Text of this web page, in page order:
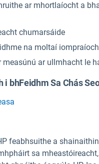
ar mhortlaíocht a
chumarsáide
na moltaí
measúnú ar ullmhacht le
i bhFeidhm Sa Chás
feabhsuithe a
sa